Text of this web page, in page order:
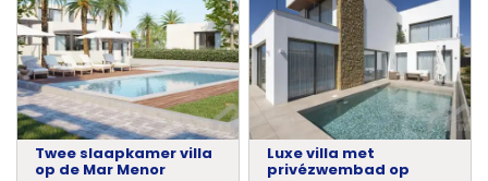
Twee slaapkamer villa
op de Mar Menor
Luxe villa met
privézwembad op